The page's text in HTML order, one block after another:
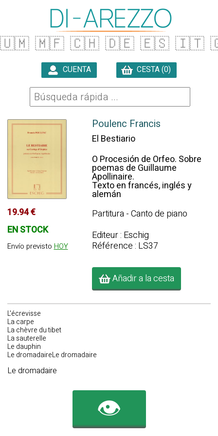
🇺🇲 🇲🇫 🇨🇭 🇩🇪 🇪🇸 🇮🇹
CUENTA CESTA (0)
19.94 €
EN STOCK
Envío previsto HOY
Poulenc Francis
El Bestiario
O Procesión de Orfeo. Sobre
poemas de Guillaume
Apollinaire.
Texto en francés, inglés y
alemán
Partitura - Canto de piano
Editeur : Eschig
Référence : LS37
Añadir a la cesta
L'écrevisse
La carpe
La chèvre du tibet
La sauterelle
Le dauphin
Le dromadaireLe dromadaire
Le dromadaire
👁️